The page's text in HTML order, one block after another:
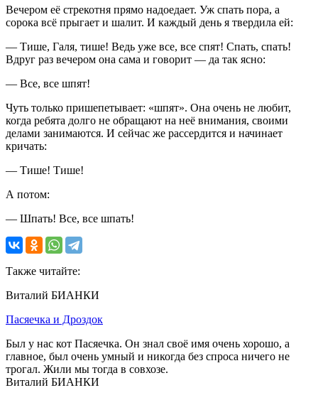
Вечером её стрекотня прямо надоедает. Уж спать пора, а
сорока всё прыгает и шалит. И каждый день я твердила ей:
— Тише, Галя, тише! Ведь уже все, все спят! Спать, спать!
Вдруг раз вечером она сама и говорит — да так ясно:
— Все, все шпят!
Чуть только пришепетывает: «шпят». Она очень не любит,
когда ребята долго не обращают на неё внимания, своими
делами занимаются. И сейчас же рассердится и начинает
кричать:
— Тише! Тише!
А потом:
— Шпать! Все, все шпать!
Также читайте:
Виталий БИАНКИ
Пасяечка и Дроздок
Был у нас кот Пасяечка. Он знал своё имя очень хорошо, а
главное, был очень умный и никогда без спроса ничего не
трогал. Жили мы тогда в совхозе.
Виталий БИАНКИ